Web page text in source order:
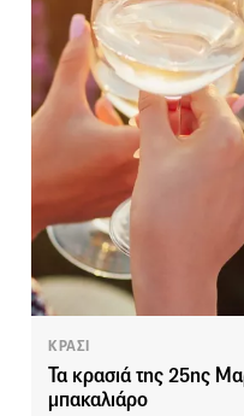
ΚΡΑΣΙ
Τα κρασιά της 25ης
μπακαλιάρο